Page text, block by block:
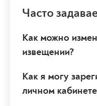
Часто
Как можно
извещении?
Как я могу
личном